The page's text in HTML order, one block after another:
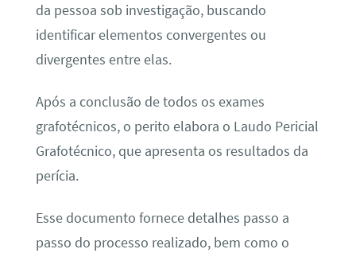
da pessoa sob investigação, buscando
identificar elementos convergentes ou
divergentes entre elas.
Após a conclusão de todos os exames
grafotécnicos, o perito elabora o Laudo Pericial
Grafotécnico, que apresenta os resultados da
perícia.
Esse documento fornece detalhes passo a
passo do processo realizado, bem como o